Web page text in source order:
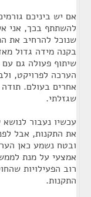
אם יש ביניכם
להשתתף בכך, אני
שנוכל להרחיב את
בקנה מידה גדול
שיתוף פעולה גם
הערכה לפרויקט,
אחרים בעולם.
שגזלתי.
עכשיו נעבור
את התקנות, אבל
ובטח נשמע כאן
אמצעי על מנת
רוב הפעילויות
התקנות.